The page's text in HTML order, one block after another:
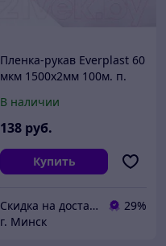
Пленка-рукав Everplast 60
мкм 1500x2мм 100м. п.
В наличии
138 руб.
Купить
Скидка на доставку 21 векбай
29%
г. Минск